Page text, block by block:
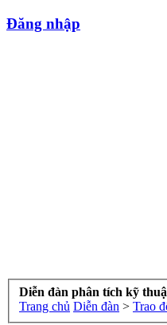
Đăng nhập
Diễn đàn phân tích kỹ
Trang chủ Diễn đàn > Trao